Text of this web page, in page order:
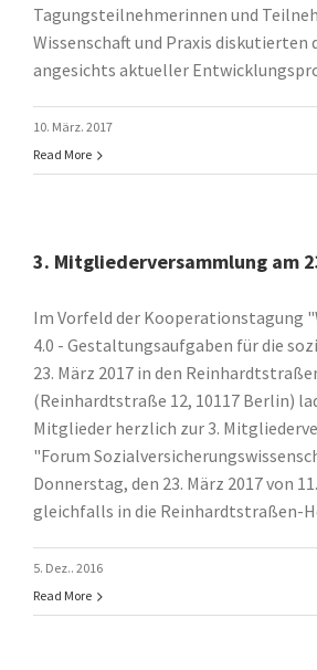
Tagungsteilnehmerinnen und
Wissenschaft und Praxis diskutierten
angesichts aktueller
10. März. 2017
Read More
3. Mitgliederversammlung am
Im Vorfeld der Kooperationstagung
4.0 - Gestaltungsaufgaben für die
23. März 2017 in den
(Reinhardtstraße 12, 10117 Berlin)
Mitglieder herzlich zur 3.
"Forum
Donnerstag, den 23. März 2017 von
gleichfalls in die Reinhardtstraßen-
5. Dez.. 2016
Read More